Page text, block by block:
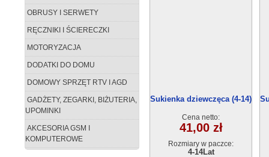
OBRUSY I SERWETY
RĘCZNIKI I ŚCIERECZKI
MOTORYZACJA
DODATKI DO DOMU
DOMOWY SPRZĘT RTV I AGD
GADŻETY, ZEGARKI, BIŻUTERIA,
UPOMINKI
AKCESORIA GSM I
KOMPUTEROWE
Sukienka dziewczęca (4-14)
Cena netto:
41,00 zł
Rozmiary w paczce:
4-14Lat